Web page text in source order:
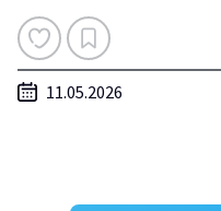
11.05.2026